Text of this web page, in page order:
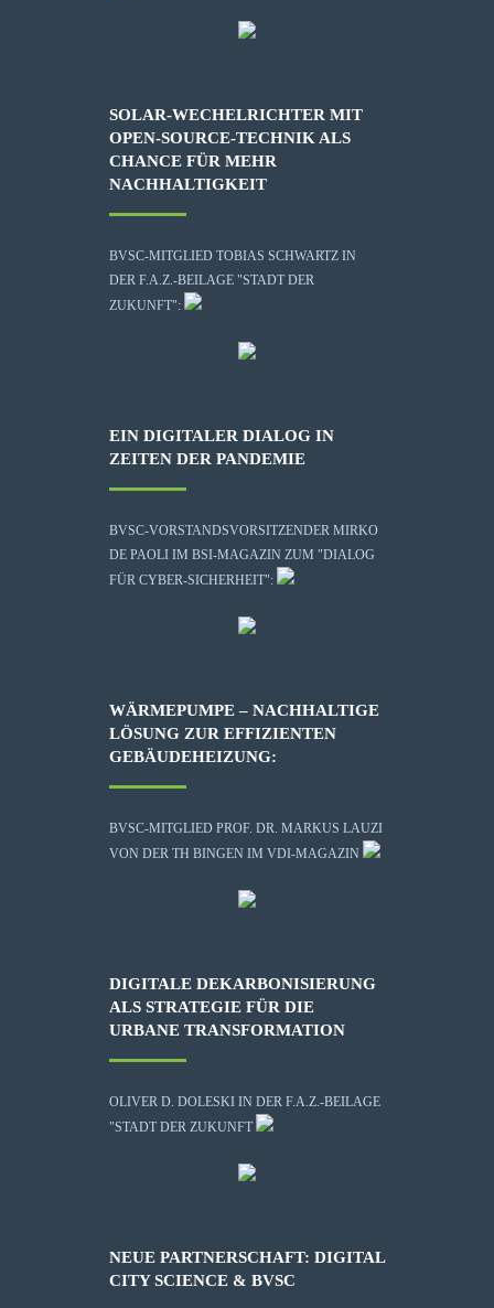
SOLAR-WECHELRICHTER MIT
OPEN-SOURCE-TECHNIK ALS
CHANCE FÜR MEHR
NACHHALTIGKEIT
BVSC-MITGLIED TOBIAS SCHWARTZ IN
DER F.A.Z.-BEILAGE "STADT DER
ZUKUNFT":
EIN DIGITALER DIALOG IN
ZEITEN DER PANDEMIE
BVSC-VORSTANDSVORSITZENDER MIRKO
DE PAOLI IM BSI-MAGAZIN ZUM "DIALOG
FÜR CYBER-SICHERHEIT":
WÄRMEPUMPE – NACHHALTIGE
LÖSUNG ZUR EFFIZIENTEN
GEBÄUDEHEIZUNG:
BVSC-MITGLIED PROF. DR. MARKUS LAUZI
VON DER TH BINGEN IM VDI-MAGAZIN
DIGITALE DEKARBONISIERUNG
ALS STRATEGIE FÜR DIE
URBANE TRANSFORMATION
OLIVER D. DOLESKI IN DER F.A.Z.-BEILAGE
"STADT DER ZUKUNFT
NEUE PARTNERSCHAFT: DIGITAL
CITY SCIENCE & BVSC